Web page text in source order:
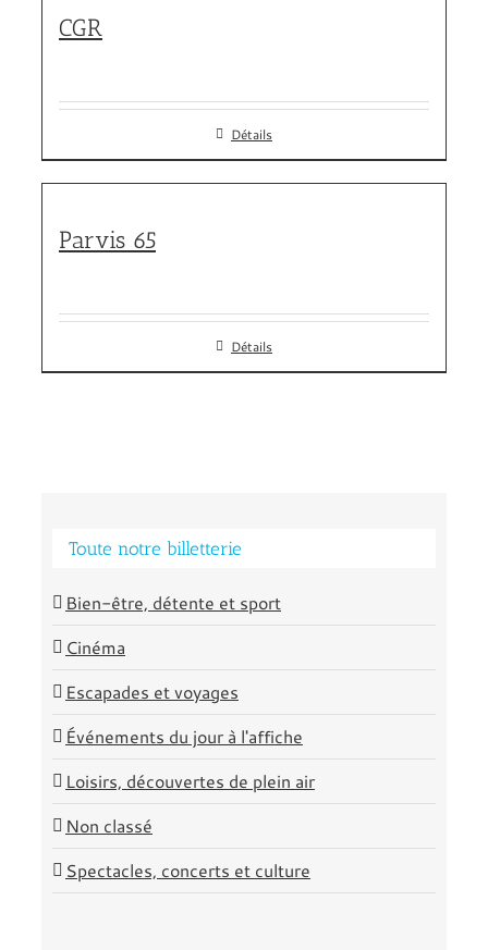
CGR
Détails
Parvis 65
Détails
Toute notre billetterie
Bien-être, détente et sport
Cinéma
Escapades et voyages
Événements du jour à l'affiche
Loisirs, découvertes de plein air
Non classé
Spectacles, concerts et culture